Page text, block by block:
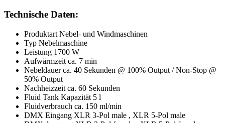
Technische Daten:
Produktart Nebel- und Windmaschinen
Typ Nebelmaschine
Leistung 1700 W
Aufwärmzeit ca. 7 min
Nebeldauer ca. 40 Sekunden @ 100% Output / Non-Stop @
50% Output
Nachheizzeit ca. 60 Sekunden
Fluid Tank Kapazität 5 l
Fluidverbrauch ca. 150 ml/min
DMX Eingang XLR 3-Pol male , XLR 5-Pol male